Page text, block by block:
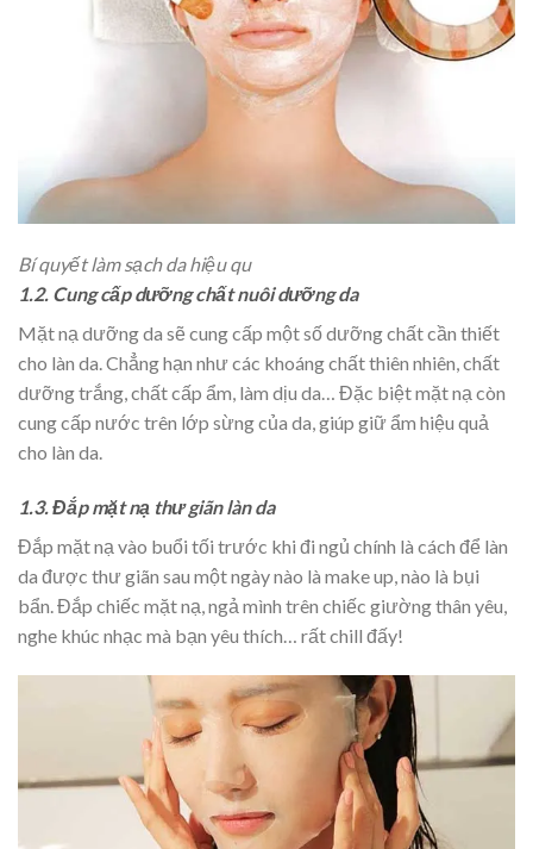
Bí quyết làm sạch da hiệu qu
1.2. Cung cấp dưỡng chất nuôi dưỡng da
Mặt nạ dưỡng da sẽ cung cấp một số dưỡng chất cần thiết
cho làn da. Chẳng hạn như các khoáng chất thiên nhiên, chất
dưỡng trắng, chất cấp ẩm, làm dịu da… Đặc biệt mặt nạ còn
cung cấp nước trên lớp sừng của da, giúp giữ ẩm hiệu quả
cho làn da.
1.3. Đắp mặt nạ thư giãn làn da
Đắp mặt nạ vào buổi tối trước khi đi ngủ chính là cách để làn
da được thư giãn sau một ngày nào là make up, nào là bụi
bẩn. Đắp chiếc mặt nạ, ngả mình trên chiếc giường thân yêu,
nghe khúc nhạc mà bạn yêu thích… rất chill đấy!